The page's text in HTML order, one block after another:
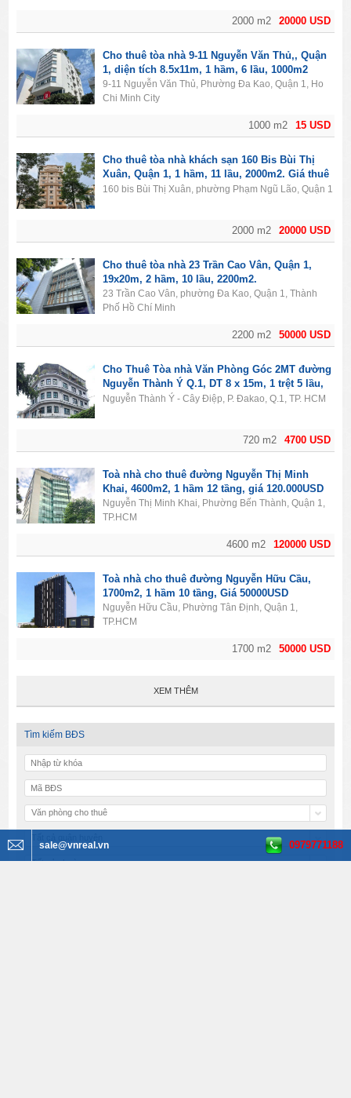
20000 USD
2000 m2
15 USD
1000 m2
Cho thuê tòa nhà 9-11 Nguyễn Văn Thủ,, Quận
1, diện tích 8.5x11m, 1 hầm, 6 lầu, 1000m2
9-11 Nguyễn Văn Thủ, Phường Đa Kao, Quận 1, Ho
Chi Minh City
20000 USD
2000 m2
Cho thuê tòa nhà khách sạn 160 Bis Bùi Thị
Xuân, Quận 1, 1 hầm, 11 lầu, 2000m2. Giá thuê
20.000$/tháng.
160 bis Bùi Thị Xuân, phường Phạm Ngũ Lão, Quận 1
50000 USD
2200 m2
Cho thuê tòa nhà 23 Trần Cao Vân, Quận 1,
19x20m, 2 hầm, 10 lầu, 2200m2.
23 Trần Cao Vân, phường Đa Kao, Quận 1, Thành
Phố Hồ Chí Minh
4700 USD
720 m2
Cho Thuê Tòa nhà Văn Phòng Góc 2MT đường
Nguyễn Thành Ý Q.1, DT 8 x 15m, 1 trệt 5 lầu,
Giá 4700usd
Nguyễn Thành Ý - Cây Điệp, P. Đakao, Q.1, TP. HCM
120000 USD
4600 m2
Toà nhà cho thuê đường Nguyễn Thị Minh
Khai, 4600m2, 1 hầm 12 tầng, giá 120.000USD
Nguyễn Thị Minh Khai, Phường Bến Thành, Quận 1,
TP.HCM
50000 USD
1700 m2
Toà nhà cho thuê đường Nguyễn Hữu Cầu,
1700m2, 1 hầm 10 tầng, Giá 50000USD
Nguyễn Hữu Cầu, Phường Tân Định, Quận 1,
TP.HCM
XEM THÊM
Tìm kiếm BĐS
Văn phòng cho thuê
Tất cả phường
sale@vnreal.vn 0979771188